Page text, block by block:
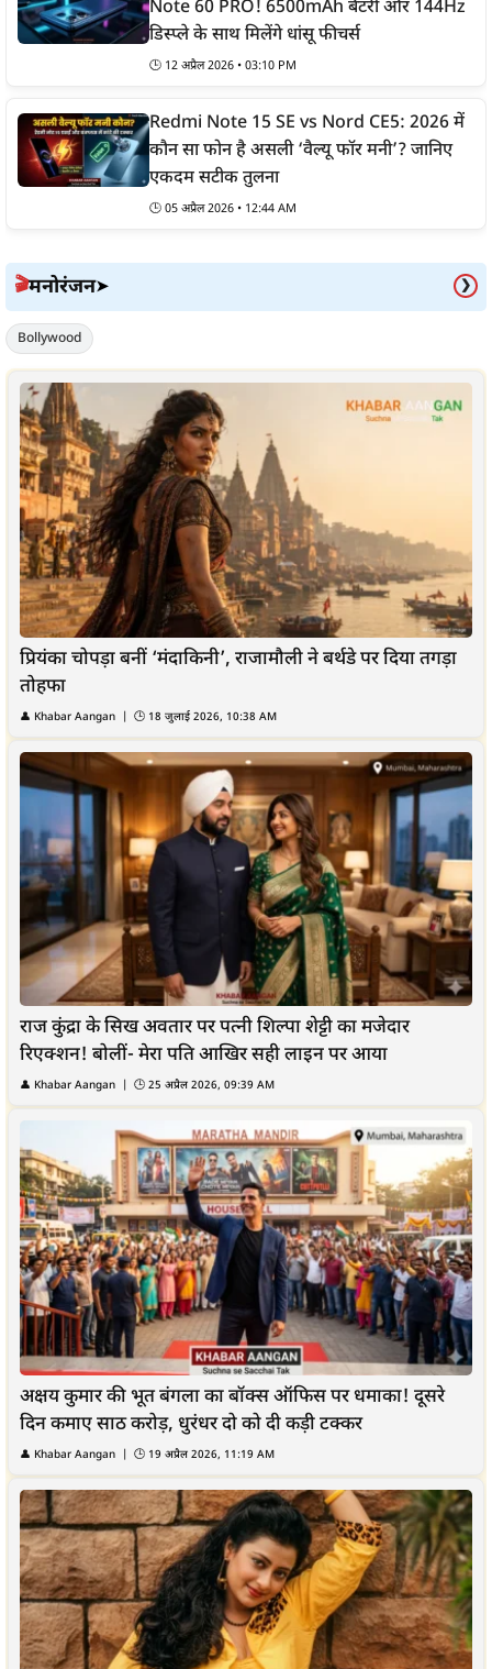
Note 60 PRO! 6500mAh बैटरी और 144Hz
डिस्प्ले के साथ मिलेंगे धांसू फीचर्स
🕒 12 अप्रैल 2026 • 03:10 PM
Redmi Note 15 SE vs Nord CE5: 2026 में
कौन सा फोन है असली ‘वैल्यू फॉर मनी’? जानिए
एकदम सटीक तुलना
🕒 05 अप्रैल 2026 • 12:44 AM
🎬मनोरंजन➤ ❯
Bollywood
प्रियंका चोपड़ा बनीं ‘मंदाकिनी’, राजामौली ने बर्थडे पर दिया तगड़ा
तोहफा
👤 Khabar Aangan | 🕒 18 जुलाई 2026, 10:38 AM
राज कुंद्रा के सिख अवतार पर पत्नी शिल्पा शेट्टी का मजेदार
रिएक्शन! बोलीं- मेरा पति आखिर सही लाइन पर आया
👤 Khabar Aangan | 🕒 25 अप्रैल 2026, 09:39 AM
अक्षय कुमार की भूत बंगला का बॉक्स ऑफिस पर धमाका! दूसरे
दिन कमाए साठ करोड़, धुरंधर दो को दी कड़ी टक्कर
👤 Khabar Aangan | 🕒 19 अप्रैल 2026, 11:19 AM